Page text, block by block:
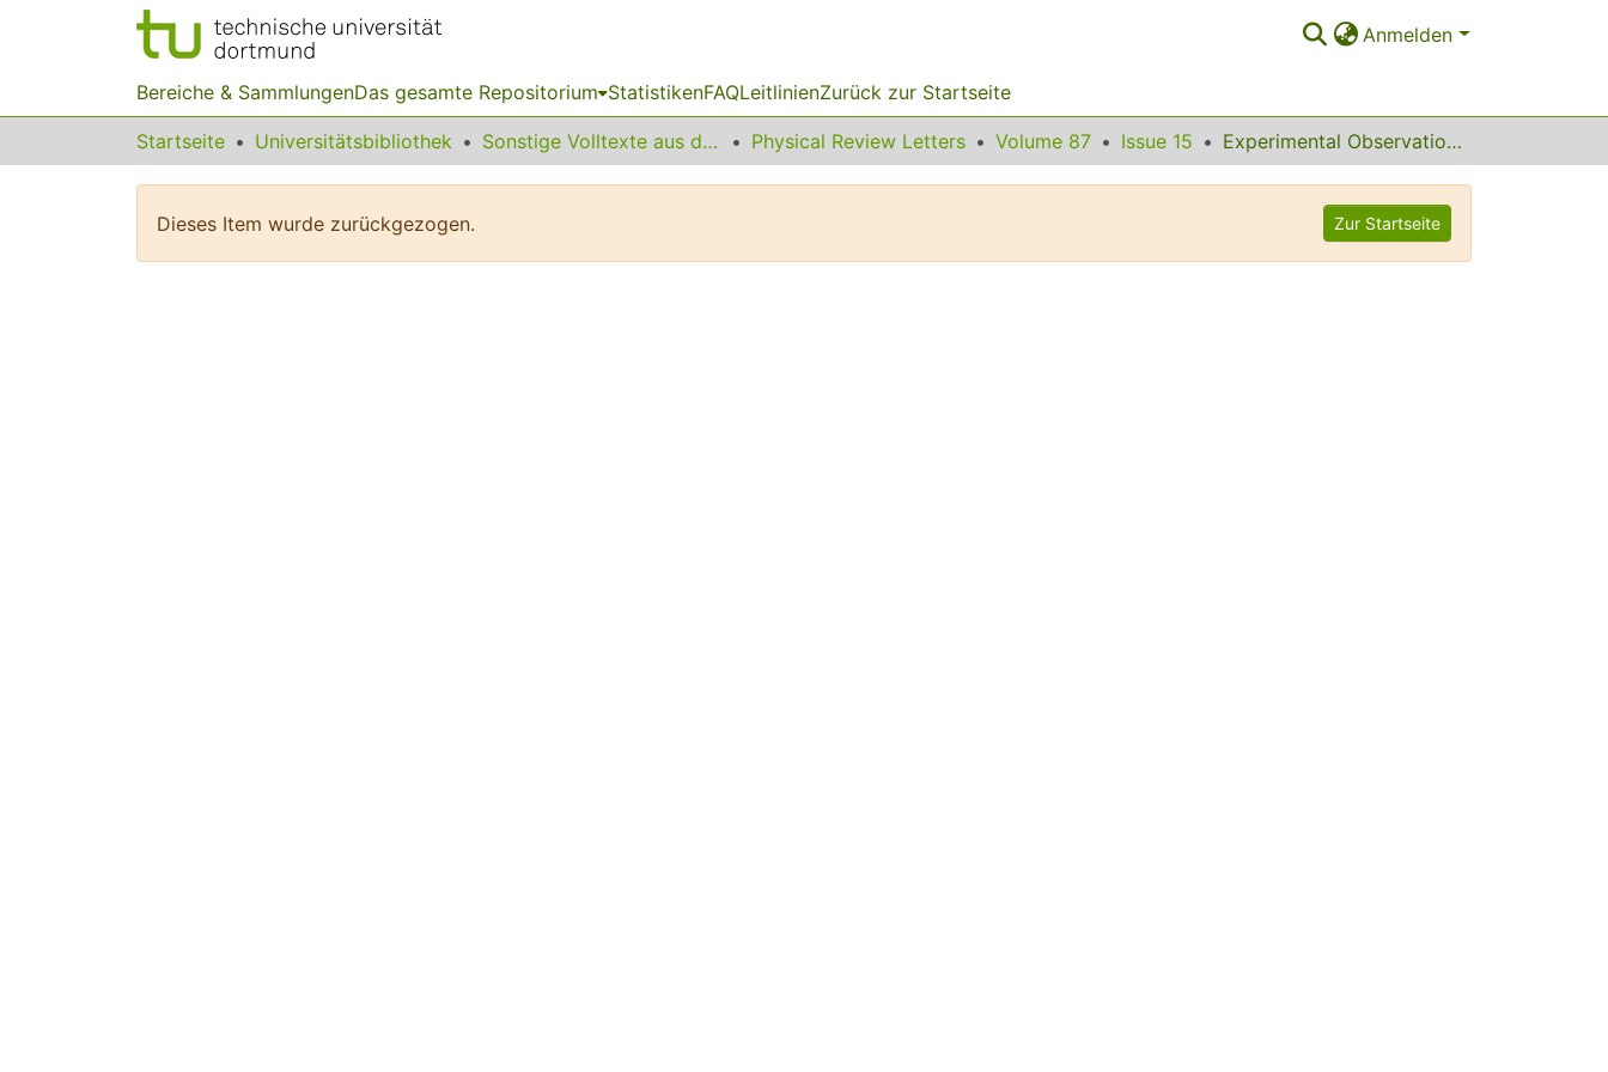
Anmelden
Bereiche & SammlungenDas gesamte Repositorium StatistikenFAQLeitlinienZurück zur Startseite
Startseite Universitätsbibliothek Sonstige Volltexte aus dem Bibliotheksangebot Physical Review Letters Volume 87 Issue 15 Experimental Observation of Revival Structures in Picosecond Laser-Induced Alignment of I2
Dieses Item wurde zurückgezogen. Zur Startseite